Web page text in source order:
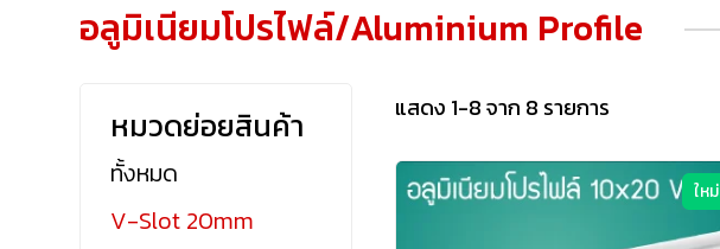
อลูมิเนียมโปรไฟล์/Aluminium Profile
หมวดย่อยสินค้า
ทั้งหมด
V-Slot 20mm
แสดง 1-8 จาก 8 รายการ
ใหม่